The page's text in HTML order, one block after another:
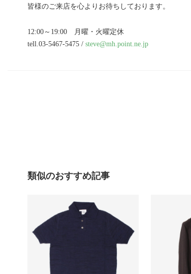
皆様のご来店を心よりお待ちしております。
12:00～19:00 月曜・火曜定休
tell.03-5467-5475 /steve@mh.point.ne.jp
類似のおすすめ記事